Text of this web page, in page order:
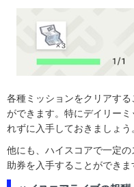
各種ミッションをクリアす
ができます。特にデイリー
れずに入手しておきましょう
他にも、ハイスコアで一定
助券を入手することができま